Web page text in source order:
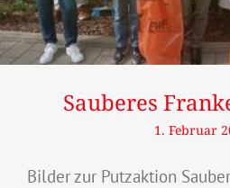
Sauberes
1. Februar
Bilder zur Putzaktion